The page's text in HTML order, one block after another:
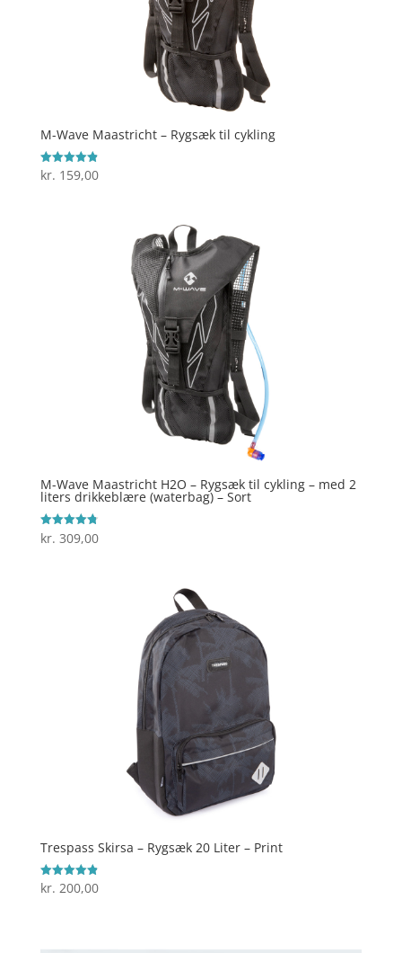
M-Wave Maastricht – Rygsæk til cykling
Vurderet
4.9
kr. 159,00
M-Wave Maastricht H2O – Rygsæk til cykling – med 2
liters drikkeblære (waterbag) – Sort
Vurderet
4.8
kr. 309,00
Trespass Skirsa – Rygsæk 20 Liter – Print
Vurderet
4.9
kr. 200,00